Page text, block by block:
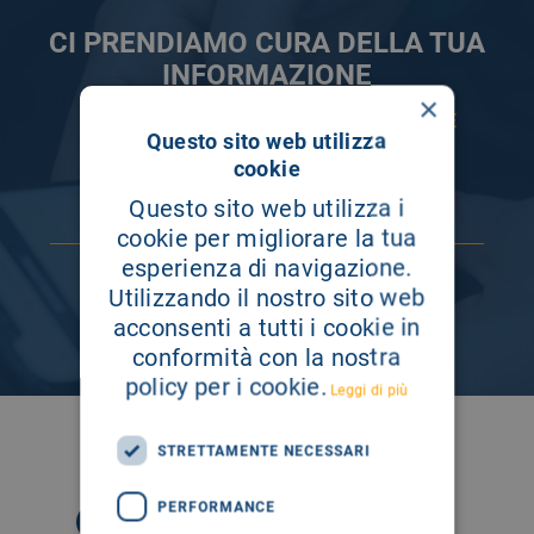
CI PRENDIAMO CURA DELLA TUA
INFORMAZIONE
ISCRIVITI AI NOSTRI CANALI PER RESTARE
SEMPRE AGGIORNATO
SEGUICI SU
×
Questo sito web utilizza
cookie
Questo sito web utilizza i
cookie per migliorare la tua
esperienza di navigazione.
Utilizzando il nostro sito web
acconsenti a tutti i cookie in
conformità con la nostra
policy per i cookie. Leggi di più
STRETTAMENTE NECESSARI
PERFORMANCE